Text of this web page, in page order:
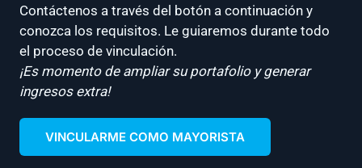
Contáctenos a través del botón a continuación y
conozca los requisitos. Le guiaremos durante todo
el proceso de vinculación.
¡Es momento de ampliar su portafolio y generar
ingresos extra!
VINCULARME COMO MAYORISTA